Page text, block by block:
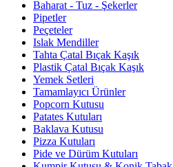
Baharat - Tuz - Şekerler
Pipetler
Peçeteler
Islak Mendiller
Tahta Çatal Bıçak Kaşık
Plastik Çatal Bıçak Kaşık
Yemek Setleri
Tamamlayıcı Ürünler
Popcorn Kutusu
Patates Kutuları
Baklava Kutusu
Pizza Kutuları
Pide ve Dürüm Kutuları